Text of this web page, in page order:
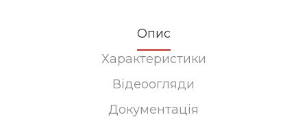
Опис
Характеристики
Відеоогляди
Документація